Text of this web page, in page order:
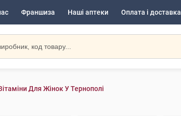
Франшиза Наші аптеки Оплата і доставка
Для Жінок У Тернополі